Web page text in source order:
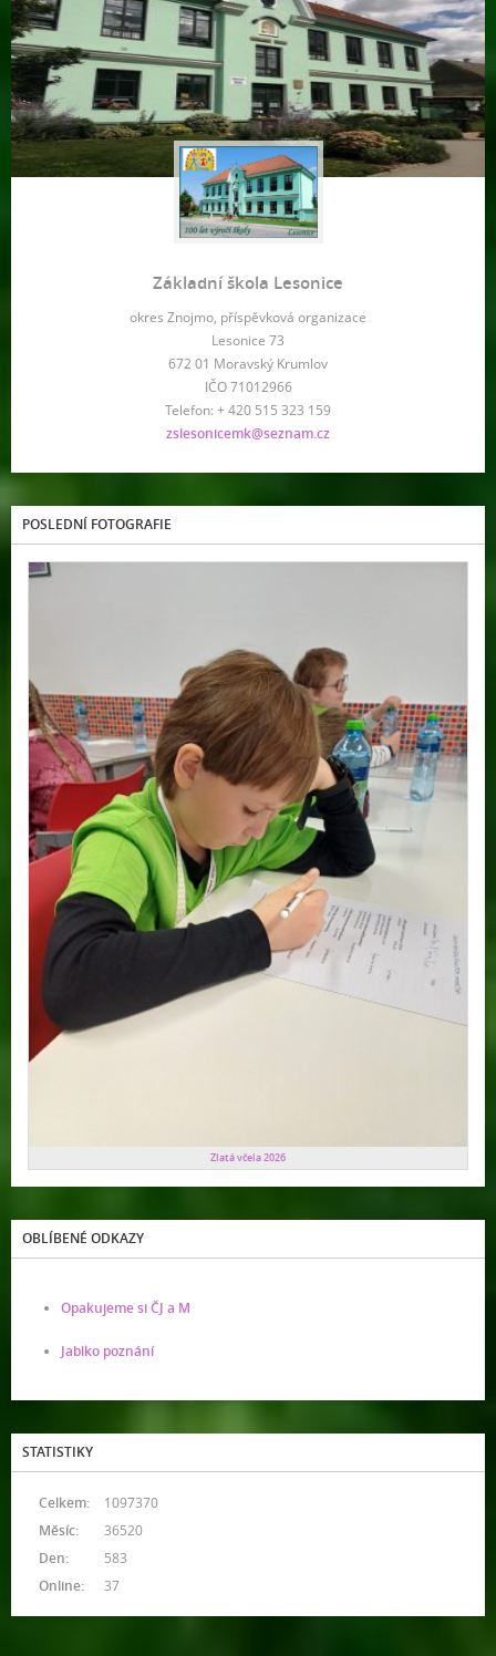
Základní škola Lesonice
okres Znojmo, příspěvková organizace
Lesonice 73
672 01 Moravský Krumlov
IČO 71012966
Telefon: + 420 515 323 159
zslesonicemk@seznam.cz
POSLEDNÍ FOTOGRAFIE
Zlatá včela 2026
OBLÍBENÉ ODKAZY
Opakujeme si ČJ a M
Jablko poznání
STATISTIKY
Online: 37
Celkem:
1097370
Měsíc:
36520
Den:
583